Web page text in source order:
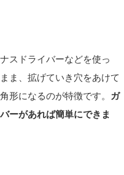
スドライバーなどを使っ
ま、拡げていき穴をあけて
形になるのが特徴です。
ガ
ーがあれば簡単にできま